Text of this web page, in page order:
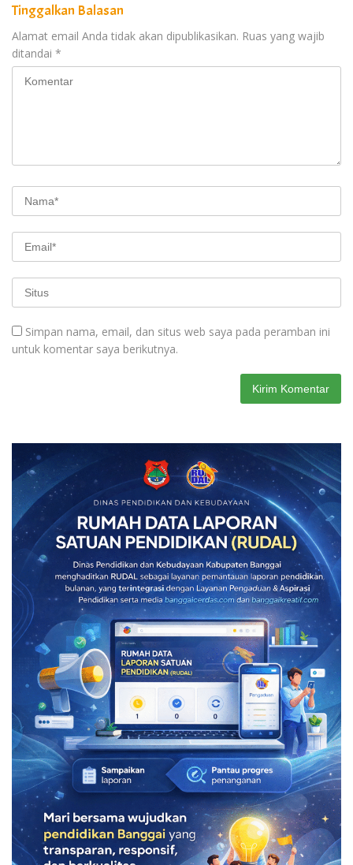
Tinggalkan Balasan
Alamat email Anda tidak akan dipublikasikan. Ruas yang wajib
ditandai *
Simpan nama, email, dan situs web saya pada peramban ini
untuk komentar saya berikutnya.